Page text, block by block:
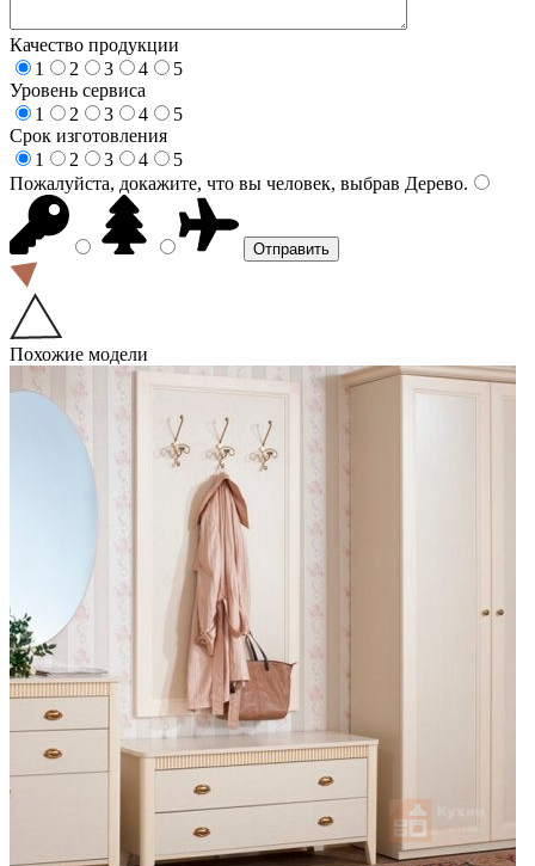
Качество продукции
1
2 3 4
5
Уровень сервиса
1
2 3 4
5
Срок изготовления
1
2 3 4
5
Пожалуйста, докажите, что вы человек, выбрав Дерево.
Похожие модели